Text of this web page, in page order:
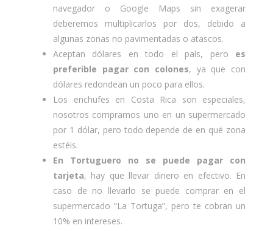
navegador o Google Maps sin exagerar
deberemos multiplicarlos por dos, debido a
algunas zonas no pavimentadas o atascos.
Aceptan dólares en todo el país, pero es
preferible pagar con colones, ya que con
dólares redondean un poco para ellos.
Los enchufes en Costa Rica son especiales,
nosotros compramos uno en un supermercado
por 1 dólar, pero todo depende de en qué zona
estéis.
En Tortuguero no se puede pagar con
tarjeta, hay que llevar dinero en efectivo. En
caso de no llevarlo se puede comprar en el
supermercado “La Tortuga”, pero te cobran un
10% en intereses.